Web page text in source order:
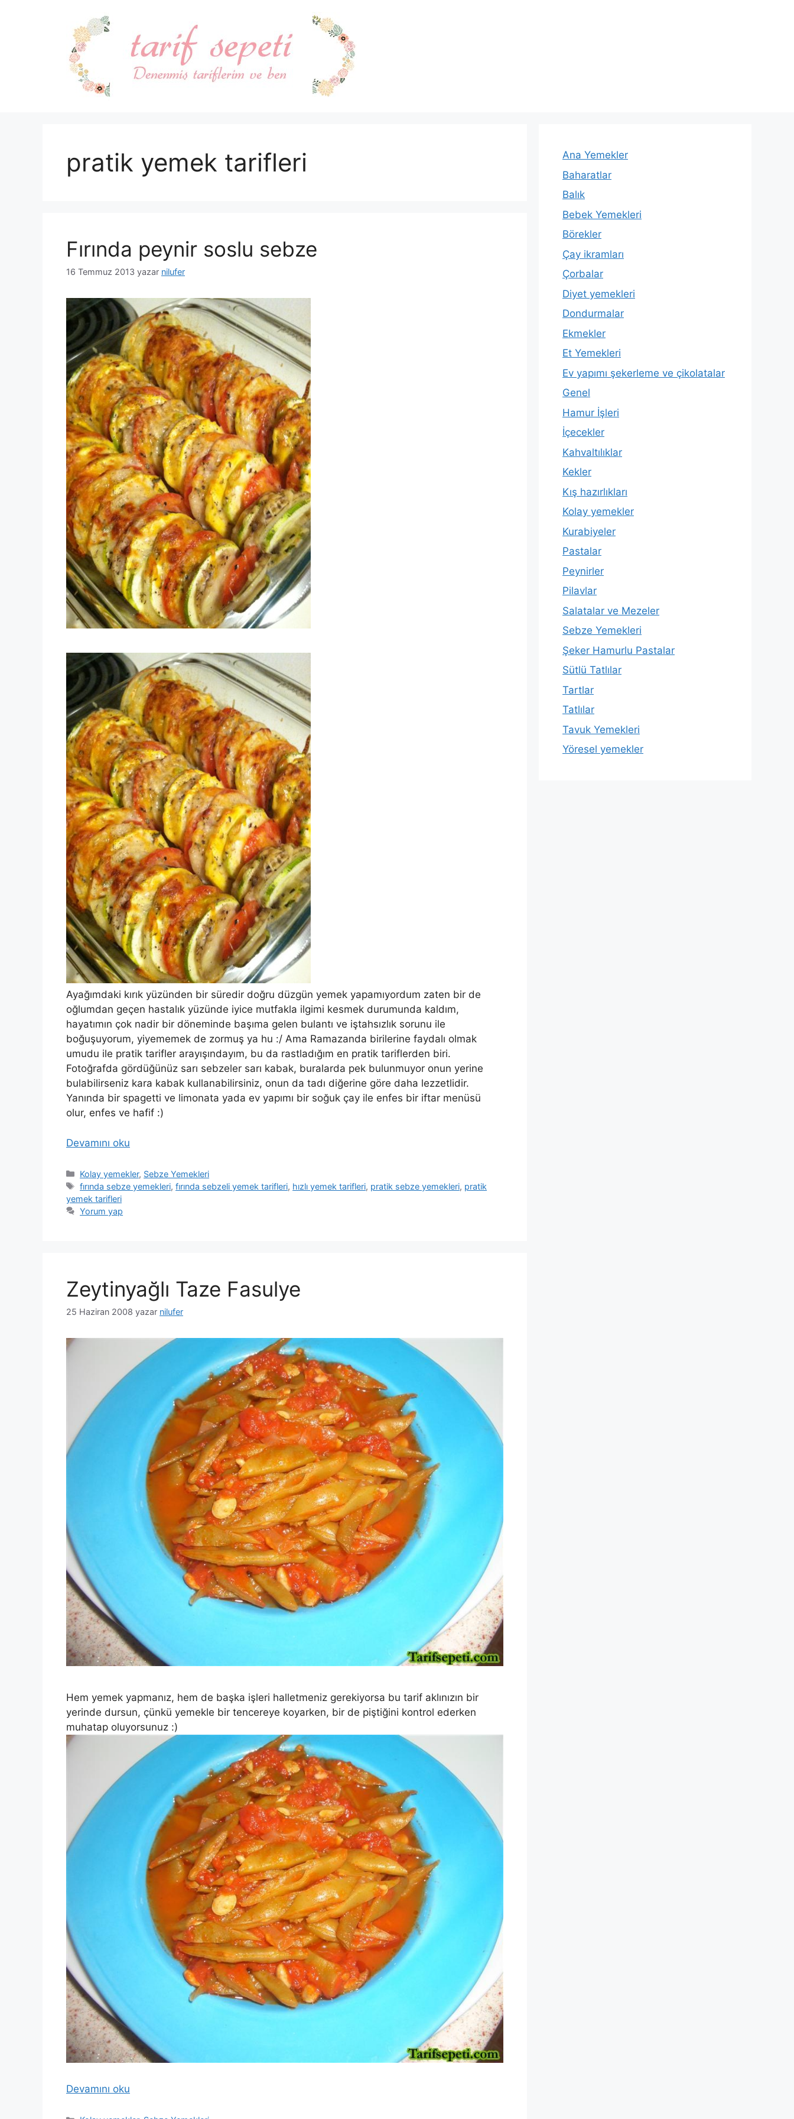
pratik yemek tarifleri
Fırında peynir soslu sebze
16 Temmuz 2013 yazar nilufer
Ayağımdaki kırık yüzünden bir süredir doğru düzgün yemek yapamıyordum zaten bir de
oğlumdan geçen hastalık yüzünde iyice mutfakla ilgimi kesmek durumunda kaldım,
hayatımın çok nadir bir döneminde başıma gelen bulantı ve iştahsızlık sorunu ile
boğuşuyorum, yiyememek de zormuş ya hu :/ Ama Ramazanda birilerine faydalı olmak
umudu ile pratik tarifler arayışındayım, bu da rastladığım en pratik tariflerden biri.
Fotoğrafda gördüğünüz sarı sebzeler sarı kabak, buralarda pek bulunmuyor onun yerine
bulabilirseniz kara kabak kullanabilirsiniz, onun da tadı diğerine göre daha lezzetlidir.
Yanında bir spagetti ve limonata yada ev yapımı bir soğuk çay ile enfes bir iftar menüsü
olur, enfes ve hafif :)
Devamını oku
Kategoriler
Kolay yemekler, Sebze Yemekleri
Etiketler
fırında sebze yemekleri,fırında sebzeli yemek tarifleri, hızlı yemek tarifleri, pratik sebze yemekleri, pratik
yemek tarifleri
Yorum yap
Zeytinyağlı Taze Fasulye
25 Haziran 2008 yazar nilufer
Hem yemek yapmanız, hem de başka işleri halletmeniz gerekiyorsa bu tarif aklınızın bir
yerinde dursun, çünkü yemekle bir tencereye koyarken, bir de piştiğini kontrol ederken
muhatap oluyorsunuz :)
Devamını oku
Ana Yemekler
Baharatlar
Balık
Bebek Yemekleri
Börekler
Çay ikramları
Çorbalar
Diyet yemekleri
Dondurmalar
Ekmekler
Et Yemekleri
Ev yapımı şekerleme ve çikolatalar
Genel
Hamur İşleri
İçecekler
Kahvaltılıklar
Kekler
Kış hazırlıkları
Kolay yemekler
Kurabiyeler
Pastalar
Peynirler
Pilavlar
Salatalar ve Mezeler
Sebze Yemekleri
Şeker Hamurlu Pastalar
Sütlü Tatlılar
Tartlar
Tatlılar
Tavuk Yemekleri
Yöresel yemekler